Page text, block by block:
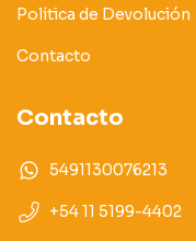
Política de Devolución
Contacto
Contacto
5491130076213
+54 11 5199-4402